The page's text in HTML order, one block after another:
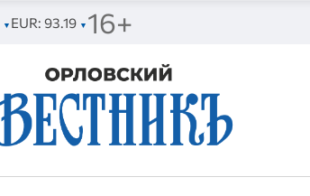
▼ EUR: 93.19 ▼ 16+